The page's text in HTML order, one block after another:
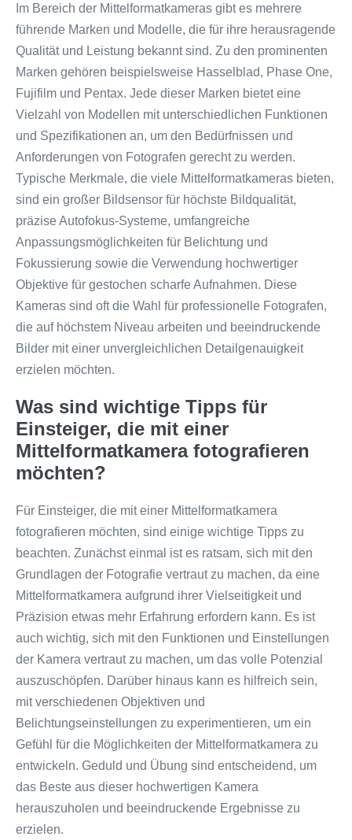
Im Bereich der Mittelformatkameras gibt es mehrere
führende Marken und Modelle, die für ihre herausragende
Qualität und Leistung bekannt sind. Zu den prominenten
Marken gehören beispielsweise Hasselblad, Phase One,
Fujifilm und Pentax. Jede dieser Marken bietet eine
Vielzahl von Modellen mit unterschiedlichen Funktionen
und Spezifikationen an, um den Bedürfnissen und
Anforderungen von Fotografen gerecht zu werden.
Typische Merkmale, die viele Mittelformatkameras bieten,
sind ein großer Bildsensor für höchste Bildqualität,
präzise Autofokus-Systeme, umfangreiche
Anpassungsmöglichkeiten für Belichtung und
Fokussierung sowie die Verwendung hochwertiger
Objektive für gestochen scharfe Aufnahmen. Diese
Kameras sind oft die Wahl für professionelle Fotografen,
die auf höchstem Niveau arbeiten und beeindruckende
Bilder mit einer unvergleichlichen Detailgenauigkeit
erzielen möchten.
Was sind wichtige Tipps für
Einsteiger, die mit einer
Mittelformatkamera fotografieren
möchten?
Für Einsteiger, die mit einer Mittelformatkamera
fotografieren möchten, sind einige wichtige Tipps zu
beachten. Zunächst einmal ist es ratsam, sich mit den
Grundlagen der Fotografie vertraut zu machen, da eine
Mittelformatkamera aufgrund ihrer Vielseitigkeit und
Präzision etwas mehr Erfahrung erfordern kann. Es ist
auch wichtig, sich mit den Funktionen und Einstellungen
der Kamera vertraut zu machen, um das volle Potenzial
auszuschöpfen. Darüber hinaus kann es hilfreich sein,
mit verschiedenen Objektiven und
Belichtungseinstellungen zu experimentieren, um ein
Gefühl für die Möglichkeiten der Mittelformatkamera zu
entwickeln. Geduld und Übung sind entscheidend, um
das Beste aus dieser hochwertigen Kamera
herauszuholen und beeindruckende Ergebnisse zu
erzielen.